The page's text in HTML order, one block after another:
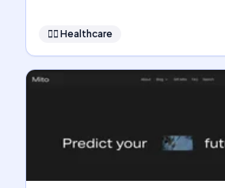
👩‍⚕️ Healthcare